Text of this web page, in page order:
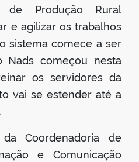
de Produção Rural
e agilizar os trabalhos
sistema comece a ser
Nads começou nesta
os servidores da
vai se estender até a
Coordenadoria de
e Comunicação